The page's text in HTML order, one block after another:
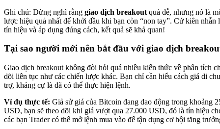
Ghi chú: Đừng nghĩ rằng giao dịch breakout quá dễ, nhưng nó là
lược hiệu quả nhất để khởi đầu khi bạn còn “non tay”. Cứ kiên nhẫn
tín hiệu và áp dụng đúng cách, kết quả sẽ khả quan!
Tại sao người mới nên bắt đầu với giao dịch
Giao dịch breakout không đòi hỏi quá nhiều kiến thức về phân tích
dõi liên tục như các chiến lược khác. Bạn chỉ cần hiểu cách giá di
trợ, kháng cự là đã có thể thực hiện lệnh.
Ví dụ thực tế: Giả sử giá của Bitcoin đang dao động trong khoảng
USD, bạn sẽ theo dõi khi giá vượt qua 27.000 USD, đó là tín hiệu
các bạn Trader có thể mở lệnh mua vào để tận dụng cơ hội tăng